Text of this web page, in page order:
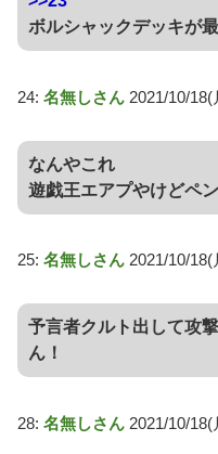
ボルシャックデッキが
24: 名無しさん 2021/10/
なんやこれ
遊戯王エアプやけどペ
25: 名無しさん 2021/10/18(
予言者クルト出して攻
ん！
28: 名無しさん 2021/10/